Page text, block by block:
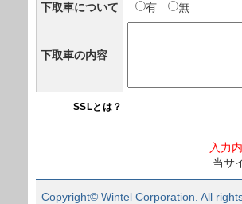
下取車について 有 無
下取車の内容
SSLとは？
入力
当サ
Copyright© Wintel Corporation. All